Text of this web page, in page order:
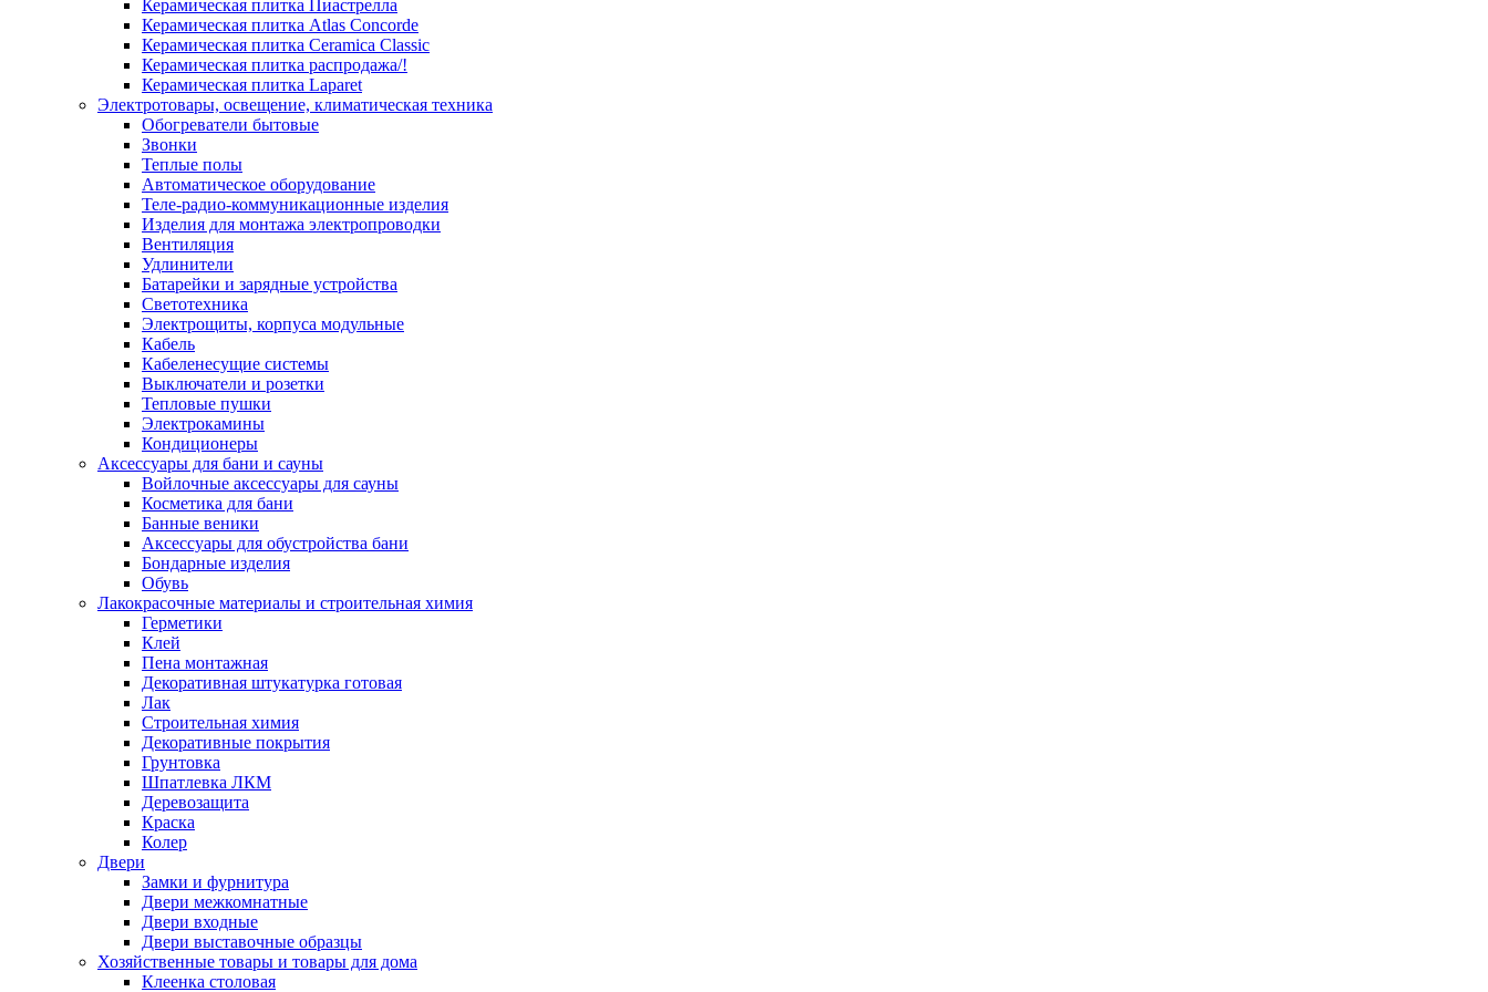
Керамическая плитка Пиастрелла
Керамическая плитка Atlas Concorde
Керамическая плитка Ceramica Classic
Керамическая плитка распродажа/!
Керамическая плитка Laparet
Электротовары, освещение, климатическая техника
Обогреватели бытовые
Звонки
Теплые полы
Автоматическое оборудование
Теле-радио-коммуникационные изделия
Изделия для монтажа электропроводки
Вентиляция
Удлинители
Батарейки и зарядные устройства
Светотехника
Электрощиты, корпуса модульные
Кабель
Кабеленесущие системы
Выключатели и розетки
Тепловые пушки
Электрокамины
Кондиционеры
Аксессуары для бани и сауны
Войлочные аксессуары для сауны
Косметика для бани
Банные веники
Аксессуары для обустройства бани
Бондарные изделия
Обувь
Лакокрасочные материалы и строительная химия
Герметики
Клей
Пена монтажная
Декоративная штукатурка готовая
Лак
Строительная химия
Декоративные покрытия
Грунтовка
Шпатлевка ЛКМ
Деревозащита
Краска
Колер
Двери
Замки и фурнитура
Двери межкомнатные
Двери входные
Двери выставочные образцы
Хозяйственные товары и товары для дома
Клеенка столовая